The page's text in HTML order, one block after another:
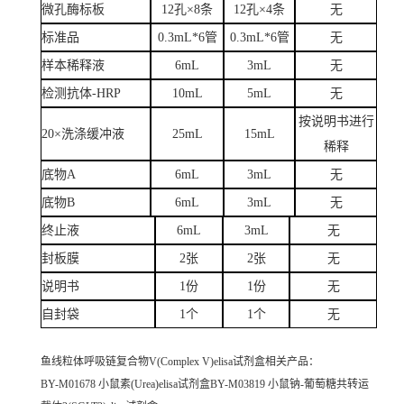
微孔酶标板 12孔×8条 12孔×4条 无
标准品 0.3mL*6管 0.3mL*6管 无
样本稀释液 6mL 3mL 无
检测抗体-HRP 10mL 5mL 无
20×洗涤缓冲液 25mL 15mL
按说明书进行
稀释
底物A 6mL 3mL 无
底物B 6mL 3mL 无
终止液 6mL 3mL 无
封板膜 2张 2张 无
说明书 1份 1份 无
自封袋 1个 1个 无
鱼线粒体呼吸链复合物V(Complex V)elisa试剂盒相关产品：
BY-M01678 小鼠素(Urea)elisa试剂盒BY-M03819 小鼠钠-葡萄糖共转运